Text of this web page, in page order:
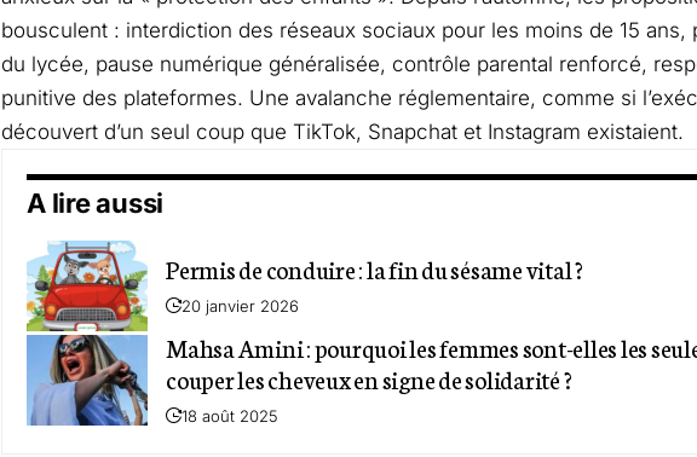
bousculent : interdiction des réseaux sociaux pour les moins de 15 ans,
du lycée, pause numérique généralisée, contrôle parental renforcé,
punitive des plateformes. Une avalanche réglementaire, comme si
découvert d’un seul coup que TikTok, Snapchat et Instagram existaient.
A lire aussi
Permis de conduire : la fin du sésame vital ?
20 janvier 2026
Mahsa Amini : pourquoi les femmes sont-elles les
couper les cheveux en signe de solidarité ?
18 août 2025